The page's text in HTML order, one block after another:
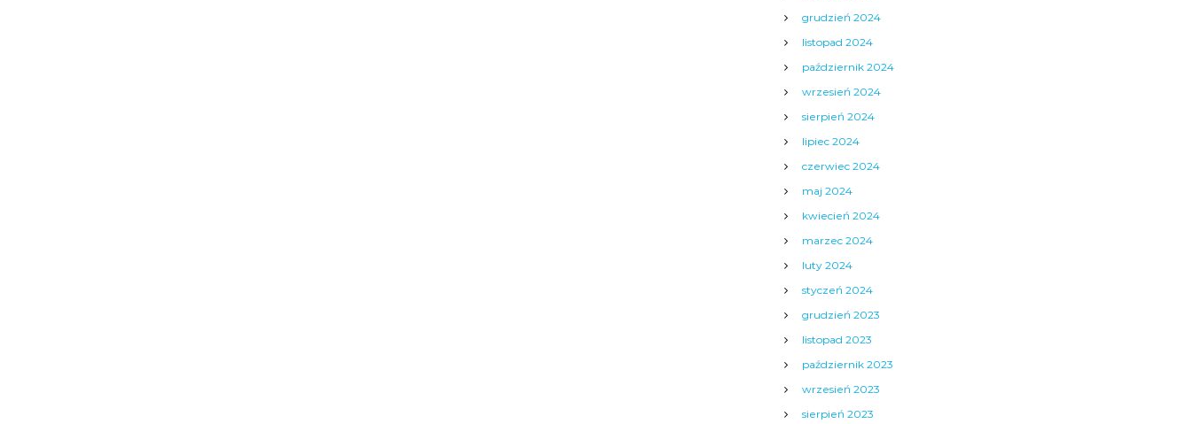
grudzień 2024
listopad 2024
październik 2024
wrzesień 2024
sierpień 2024
lipiec 2024
czerwiec 2024
maj 2024
kwiecień 2024
marzec 2024
luty 2024
styczeń 2024
grudzień 2023
listopad 2023
październik 2023
wrzesień 2023
sierpień 2023